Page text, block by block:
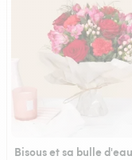
Bisous et sa bulle d'eau